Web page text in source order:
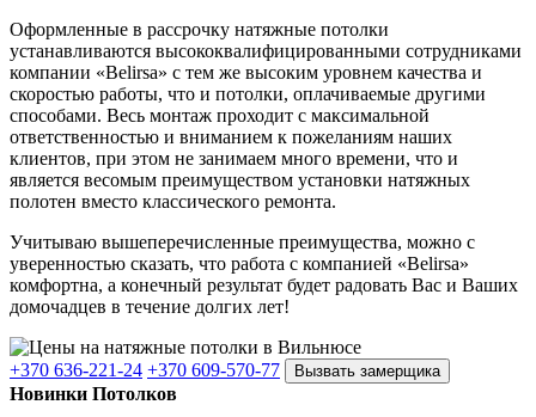
Оформленные в рассрочку натяжные потолки
устанавливаются высококвалифицированными сотрудниками
компании «Belirsa» с тем же высоким уровнем качества и
скоростью работы, что и потолки, оплачиваемые другими
способами. Весь монтаж проходит с максимальной
ответственностью и вниманием к пожеланиям наших
клиентов, при этом не занимаем много времени, что и
является весомым преимуществом установки натяжных
полотен вместо классического ремонта.
Учитываю вышеперечисленные преимущества, можно с
уверенностью сказать, что работа с компанией «Belirsa»
комфортна, а конечный результат будет радовать Вас и Ваших
домочадцев в течение долгих лет!
+370 636-221-24 +370 609-570-77 Вызвать замерщика
Новинки Потолков